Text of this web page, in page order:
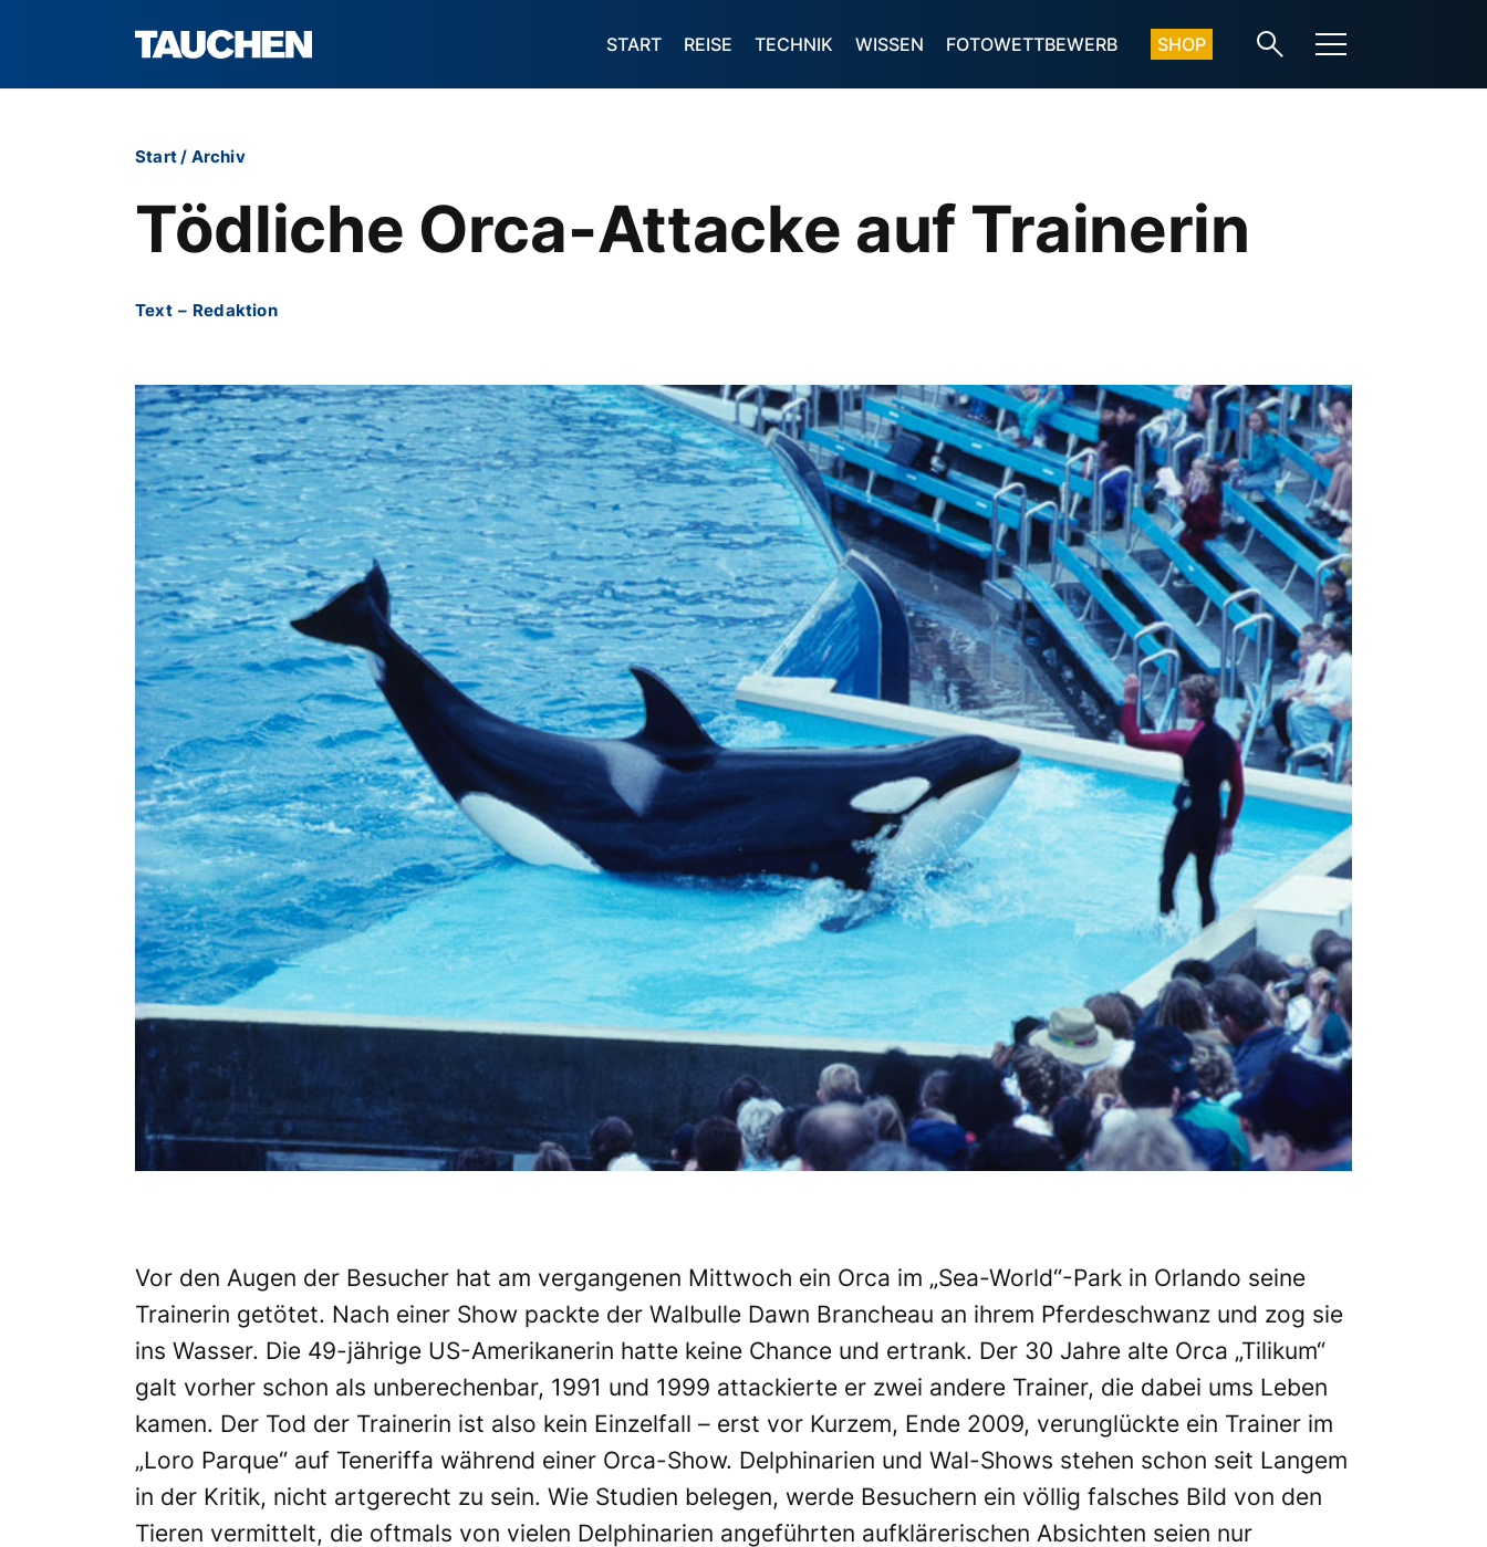
START REISE TECHNIK WISSEN FOTOWETTBEWERB SHOP
Start/ Archiv
Tödliche Orca-Attacke auf Trainerin
Text – Redaktion
Vor den Augen der Besucher hat am vergangenen Mittwoch ein Orca im „Sea-World“-Park in Orlando seine
Trainerin getötet. Nach einer Show packte der Walbulle Dawn Brancheau an ihrem Pferdeschwanz und zog sie
ins Wasser. Die 49-jährige US-Amerikanerin hatte keine Chance und ertrank. Der 30 Jahre alte Orca „Tilikum“
galt vorher schon als unberechenbar, 1991 und 1999 attackierte er zwei andere Trainer, die dabei ums Leben
kamen. Der Tod der Trainerin ist also kein Einzelfall – erst vor Kurzem, Ende 2009, verunglückte ein Trainer im
„Loro Parque“ auf Teneriffa während einer Orca-Show. Delphinarien und Wal-Shows stehen schon seit Langem
in der Kritik, nicht artgerecht zu sein. Wie Studien belegen, werde Besuchern ein völlig falsches Bild von den
Tieren vermittelt, die oftmals von vielen Delphinarien angeführten aufklärerischen Absichten seien nur